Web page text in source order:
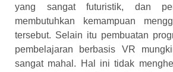
yang sangat futuristik, dan
membutuhkan kemampuan
tersebut. Selain itu pembuatan
pembelajaran berbasis VR
sangat mahal. Hal ini tidak